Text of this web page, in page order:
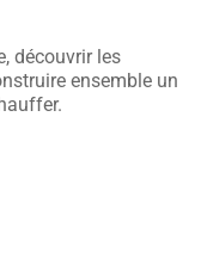
découvrir les
ensemble un